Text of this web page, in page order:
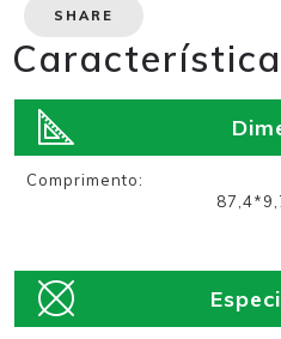
SHARE
Comprimento: